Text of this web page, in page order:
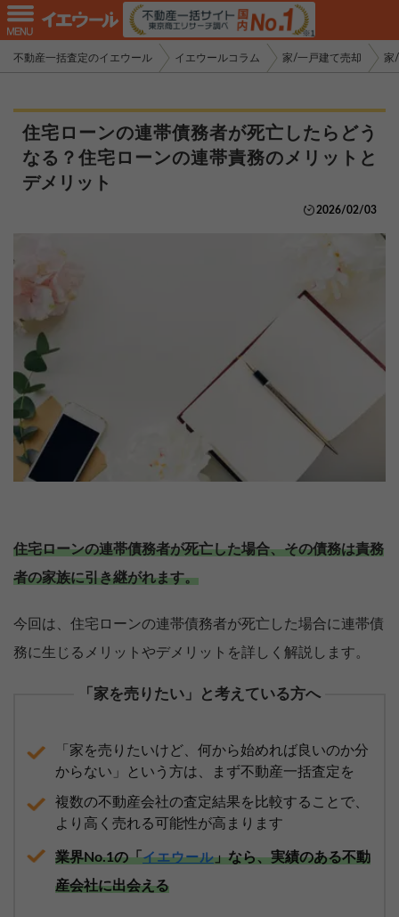
不動産一括査定のイエウール イエウールコラム 家/一戸建て売却 家
住宅ローンの連帯債務者が死亡したらどう
なる？住宅ローンの連帯責務のメリットと
デメリット
2026/02/03
住宅ローンの連帯債務者が死亡した場合、その債務は責務
者の家族に引き継がれます。
今回は、住宅ローンの連帯債務者が死亡した場合に連帯債
務に生じるメリットやデメリットを詳しく解説します。
「家を売りたい」と考えている方へ
「家を売りたいけど、何から始めれば良いのか分
からない」という方は、まず不動産一括査定を
複数の不動産会社の査定結果を比較することで、
より高く売れる可能性が高まります
業界No.1の「イエウール」なら、実績のある不動
産会社に出会える